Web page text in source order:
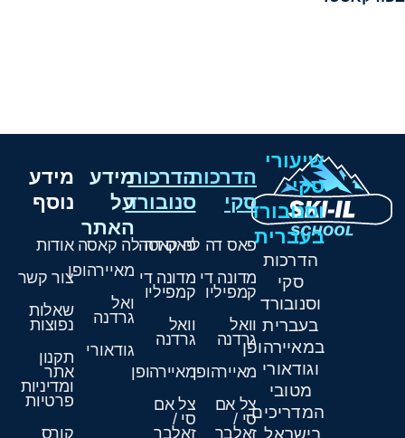
שיעורי
סקי
וסנובורד
בעברית
הדרכות
סקי
וסנובורד
בעברית
במאיירהופן
וגודאורי
מטובי
המדריכים
בישראל.
הדרכות
סקי
פאס דה לה קאסה
מדונה די
קמפיליו
וואל
גרדנה
מאיירהופן
צל אם
סי /
זאלבך
הדרכות
סנובורד
פאס דה לה קאסה
מדונה די
קמפיליו
וואל
גרדנה
מאיירהופן
צל אם
סי /
זאלבך
מידע
על
האתר
מאיירהופן
ואל
גרדנה
גודאורי
מידע
נוסף
אודות
צור קשר
שאלות
נפוצות
תקנון
אתר
ומדיניות
פרטיות
קורס